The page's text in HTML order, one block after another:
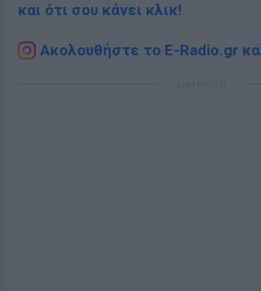
και ότι σου κάνει κλικ!
Ακολουθήστε το E-Radio.gr